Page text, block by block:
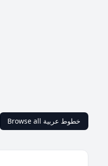
Browse all خطوط عربية